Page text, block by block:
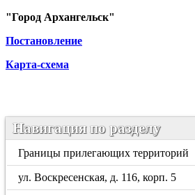
"Город Архангельск"
Постановление
Карта-схема
Навигация по разделу
Границы прилегающих территорий
ул. Воскресенская, д. 116, корп. 5